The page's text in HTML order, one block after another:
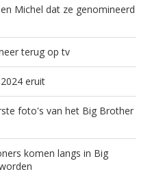
Michel dat ze genomineerd
terug op tv
eruit
foto's van het Big Brother
komen langs in Big